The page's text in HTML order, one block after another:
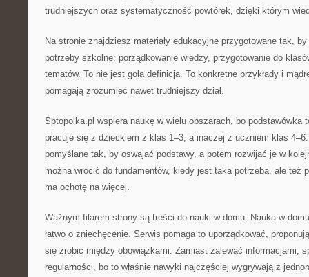
trudniejszych oraz systematyczność powtórek, dzięki którym
Na stronie znajdziesz materiały edukacyjne przygotowane tak, by
potrzeby szkolne: porządkowanie wiedzy, przygotowanie do
tematów. To nie jest goła definicja. To konkretne przykłady i
pomagają zrozumieć nawet trudniejszy dział.
Sptopolka.pl wspiera naukę w wielu obszarach, bo podstawówka
pracuje się z dzieckiem z klas 1–3, a inaczej z uczniem klas
pomyślane tak, by oswajać podstawy, a potem rozwijać je w
można wrócić do fundamentów, kiedy jest taka potrzeba, ale też
ma ochotę na więcej.
Ważnym filarem strony są treści do nauki w domu. Nauka w
łatwo o zniechęcenie. Serwis pomaga to uporządkować,
się zrobić między obowiązkami. Zamiast zalewać informacjami,
regularności, bo to właśnie nawyki najczęściej wygrywają z